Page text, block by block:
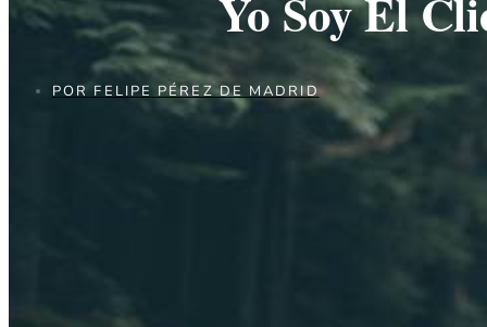
Yo Soy El
POR FELIPE PÉREZ DE MADRID